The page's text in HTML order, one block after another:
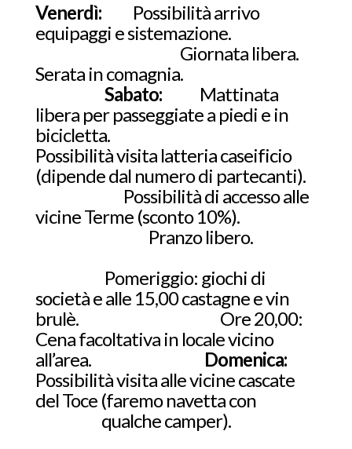
Venerdì: Possibilità arrivo
equipaggi e sistemazione.
Giornata libera.
Serata in comagnia.
Sabato: Mattinata
libera per passeggiate a piedi e in
bicicletta.
Possibilità visita latteria caseificio
(dipende dal numero di partecanti).
Possibilità di accesso alle
vicine Terme (sconto 10%).
Pranzo libero.
Pomeriggio: giochi di
società e alle 15,00 castagne e vin
brulè. Ore 20,00:
Cena facoltativa in locale vicino
all’area. Domenica:
Possibilità visita alle vicine cascate
del Toce (faremo navetta con
qualche camper).